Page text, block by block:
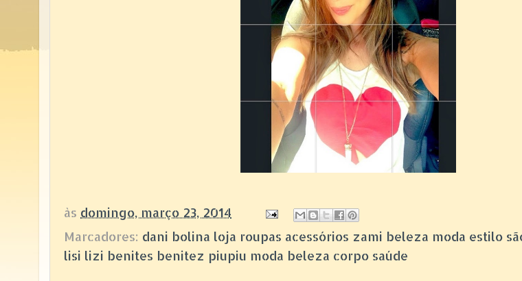
às domingo, março 23, 2014
Marcadores: dani bolina loja roupas acessórios zami beleza moda estilo
lisi lizi benites benitez piupiu moda beleza corpo saúde